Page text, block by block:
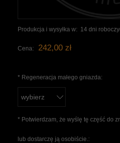
Produkcja i wysyłka w: 14 dni
Cena: 242,00 zł
* Regeneracja małego gniazda:
* Potwierdzam, że wyślę tę część do
lub dostarczę ją osobiście.: